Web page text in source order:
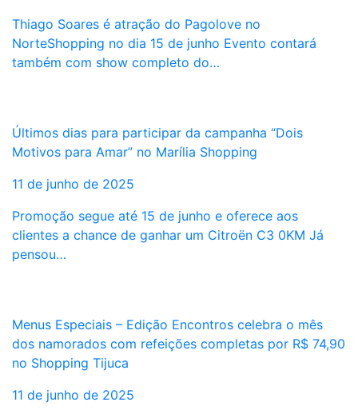
Thiago Soares é atração do Pagolove no
NorteShopping no dia 15 de junho Evento contará
também com show completo do…
Últimos dias para participar da campanha “Dois
Motivos para Amar” no Marília Shopping
11 de junho de 2025
Promoção segue até 15 de junho e oferece aos
clientes a chance de ganhar um Citroën C3 0KM Já
pensou…
Menus Especiais – Edição Encontros celebra o mês
dos namorados com refeições completas por R$ 74,90
no Shopping Tijuca
11 de junho de 2025